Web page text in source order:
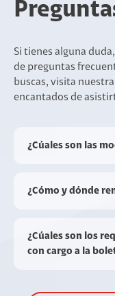
Si tienes alguna
de preguntas
buscas, visita
encantados de
¿Cúales son las
¿Cómo y dónde
¿Cúales son los
con cargo a la